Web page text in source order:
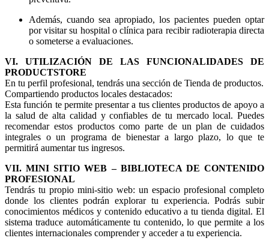
Además, cuando sea apropiado, los pacientes pueden optar
por visitar su hospital o clínica para recibir radioterapia directa
o someterse a evaluaciones.
VI. UTILIZACIÓN DE LAS FUNCIONALIDADES DE
PRODUCTSTORE
En tu perfil profesional, tendrás una sección de Tienda de productos.
Compartiendo productos locales destacados:
Esta función te permite presentar a tus clientes productos de apoyo a
la salud de alta calidad y confiables de tu mercado local. Puedes
recomendar estos productos como parte de un plan de cuidados
integrales o un programa de bienestar a largo plazo, lo que te
permitirá aumentar tus ingresos.
VII. MINI SITIO WEB – BIBLIOTECA DE CONTENIDO
PROFESIONAL
Tendrás tu propio mini-sitio web: un espacio profesional completo
donde los clientes podrán explorar tu experiencia. Podrás subir
conocimientos médicos y contenido educativo a tu tienda digital. El
sistema traduce automáticamente tu contenido, lo que permite a los
clientes internacionales comprender y acceder a tu experiencia.